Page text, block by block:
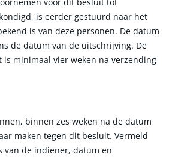
voor dit besluit tot
is eerder gestuurd naar het
is van deze personen. De datum
de datum van de uitschrijving. De
minimaal vier weken na verzending
binnen zes weken na de datum
maken tegen dit besluit. Vermeld
van de indiener, datum en